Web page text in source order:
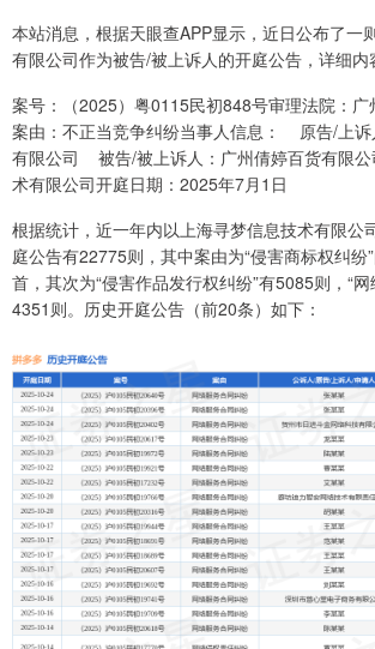
本站消息，根据天眼查APP显示，近日公布了一
有限公司作为被告/被上诉人的开庭公告，详细内
案号：（2025）粤0115民初848号审理法院：
案由：不正当竞争纠纷当事人信息： 原告/上诉
有限公司 被告/被上诉人：广州倩婷百货有限公
术有限公司开庭日期：2025年7月1日
根据统计，近一年内以上海寻梦信息技术有限公
庭公告有22775则，其中案由为“侵害商标权纠纷
首，其次为“侵害作品发行权纠纷”有5085则，“
4351则。历史开庭公告（前20条）如下：